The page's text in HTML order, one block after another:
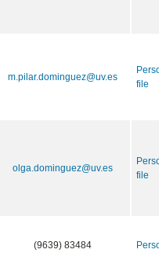
m.pilar.dominguez@uv.es
file
olga.dominguez@uv.es
file
(9639) 83484